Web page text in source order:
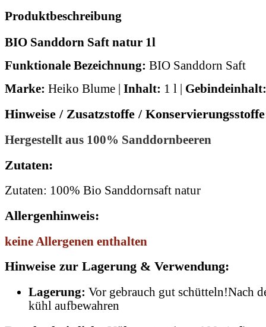
Produktbeschreibung
BIO Sanddorn Saft natur 1l
Funktionale Bezeichnung: BIO Sanddorn Saft
Marke: Heiko Blume | Inhalt: 1 l | Gebindeinhalt:
Hinweise / Zusatzstoffe /
Hergestellt aus 100% Sanddornbeeren
Zutaten:
Zutaten: 100% Bio Sanddornsaft natur
Allergenhinweis:
keine Allergenen enthalten
Hinweise zur Lagerung & Verwendung:
Lagerung: Vor gebrauch gut schütteln!Nach
kühl aufbewahren